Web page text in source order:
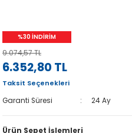
%30 İNDİRİM
9.074,57 TL
6.352,80 TL
Taksit Seçenekleri
Garanti Süresi
24 Ay
Ürün Sepet İşlemleri